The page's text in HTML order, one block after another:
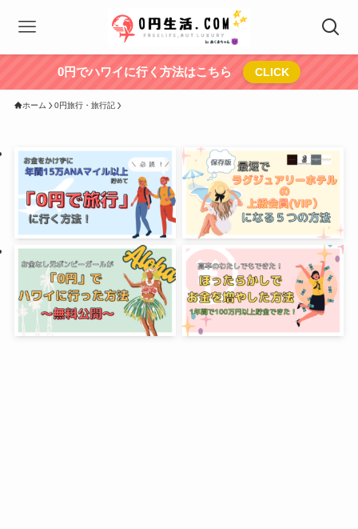
0円でハワイに行く方法はこちら CLICK
ホーム 0円旅行・旅行記